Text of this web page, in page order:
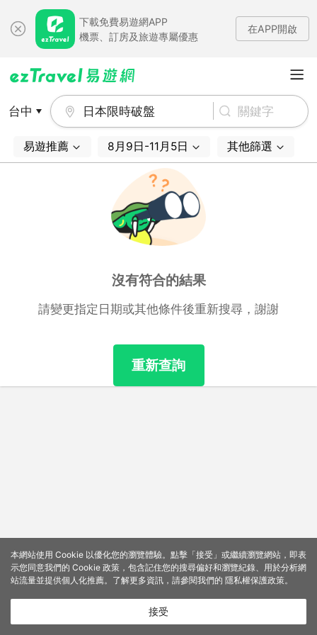
下載免費易遊網APP
機票、訂房及旅遊專屬優惠
在APP開啟
台中 日本限時破盤
易遊推薦 8月9日-11月5日 其他篩選
沒有符合的結果
請變更指定日期或其他條件後重新搜尋，謝謝
重新查詢
本網站使用 Cookie 以優化您的瀏覽體驗。點擊「接受」或繼續瀏覽網站，即表
示您同意我們的 Cookie 政策，包含記住您的搜尋偏好和瀏覽紀錄、用於分析網
站流量並提供個人化推薦。了解更多資訊，請參閱我們的 隱私權保護政策。
接受